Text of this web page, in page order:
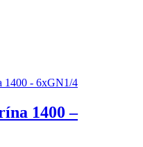
1400 –